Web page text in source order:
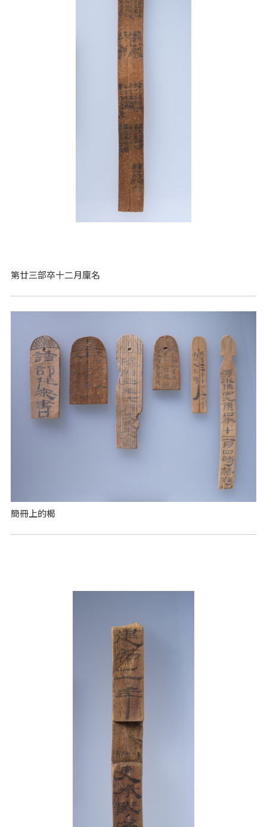
第廿三部卒十二月廩名
簡冊上的楬